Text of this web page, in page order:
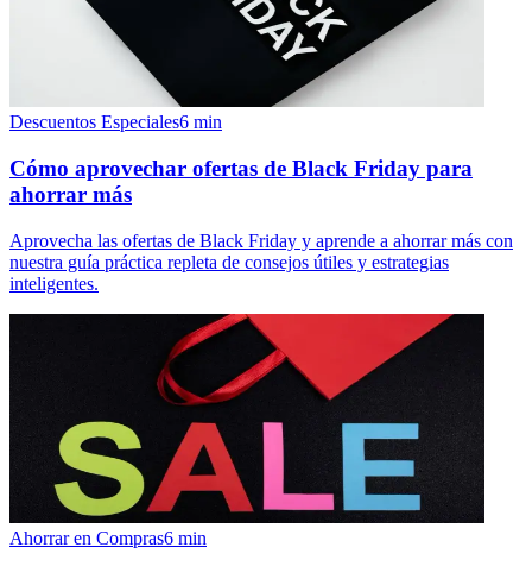
Descuentos Especiales6 min
Cómo aprovechar ofertas de Black Friday para
ahorrar más
Aprovecha las ofertas de Black Friday y aprende a ahorrar más con
nuestra guía práctica repleta de consejos útiles y estrategias
inteligentes.
Ahorrar en Compras6 min